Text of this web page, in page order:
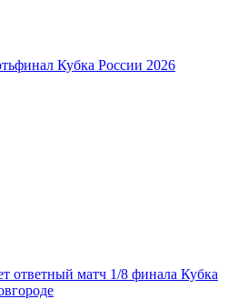
Кубка России 2026
ответный матч 1/8 финала Кубка